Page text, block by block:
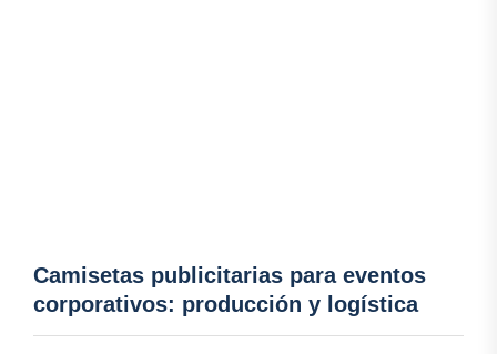
Camisetas publicitarias para eventos
corporativos: producción y logística